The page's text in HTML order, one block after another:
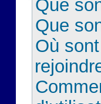
Que
Que
Où